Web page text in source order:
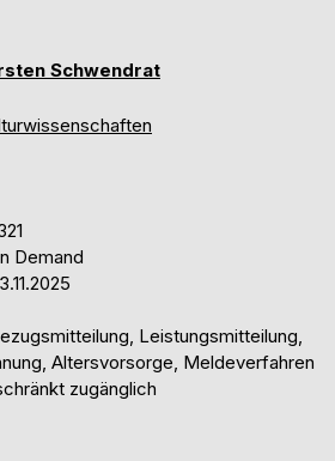
Schwendrat
Demand
Leistungsmitteilung,
Altersvorsorge, Meldeverfahren
zugänglich